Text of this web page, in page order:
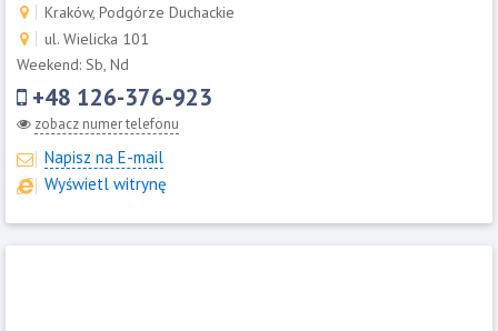
Kraków, Podgórze Duchackie
ul. Wielicka 101
Weekend: Sb, Nd
+48 126-376-923
zobacz numer telefonu
Napisz na E-mail
Wyświetl witrynę